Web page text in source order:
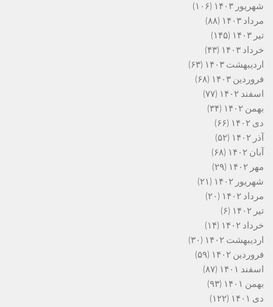
شهریور ۱۴۰۳
(۱۰۶)
مرداد ۱۴۰۳
(۸۸)
تیر ۱۴۰۳
(۱۴۵)
خرداد ۱۴۰۳
(۴۳)
اردیبهشت ۱۴۰۳
(۶۳)
فروردین ۱۴۰۳
(۶۸)
اسفند ۱۴۰۲
(۷۷)
بهمن ۱۴۰۲
(۳۴)
دی ۱۴۰۲
(۶۶)
آذر ۱۴۰۲
(۵۲)
آبان ۱۴۰۲
(۶۸)
مهر ۱۴۰۲
(۲۹)
شهریور ۱۴۰۲
(۲۱)
مرداد ۱۴۰۲
(۲۰)
تیر ۱۴۰۲
(۶)
خرداد ۱۴۰۲
(۱۴)
اردیبهشت ۱۴۰۲
(۳۰)
فروردین ۱۴۰۲
(۵۹)
اسفند ۱۴۰۱
(۸۷)
بهمن ۱۴۰۱
(۹۳)
دی ۱۴۰۱
(۱۲۲)